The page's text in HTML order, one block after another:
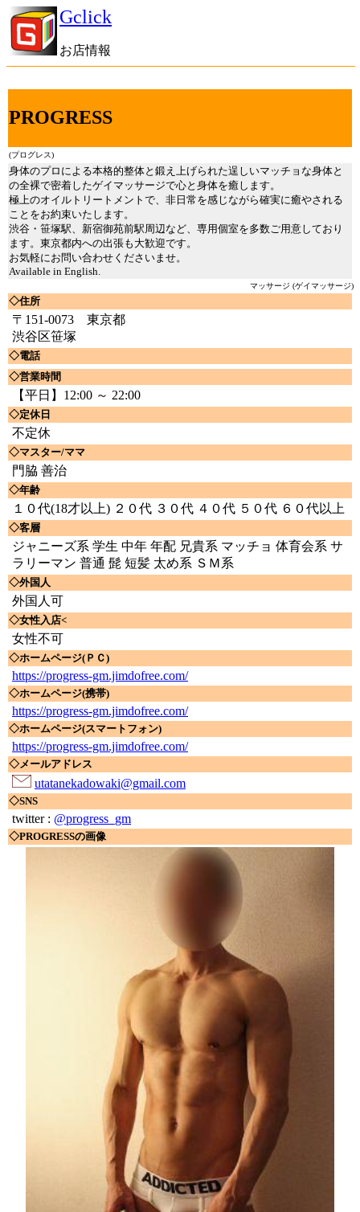
Gclick
お店情報
PROGRESS
(プログレス)
身体のプロによる本格的整体と鍛え上げられた逞しいマッチョな身体と
の全裸で密着したゲイマッサージで心と身体を癒します。
極上のオイルトリートメントで、非日常を感じながら確実に癒やされる
ことをお約束いたします。
渋谷・笹塚駅、新宿御苑前駅周辺など、専用個室を多数ご用意しており
ます。東京都内への出張も大歓迎です。
お気軽にお問い合わせくださいませ。
Available in English.
マッサージ (ゲイマッサージ)
◇住所
〒151-0073 東京都
渋谷区笹塚
◇電話
◇営業時間
【平日】12:00 ～ 22:00
◇定休日
不定休
◇マスター/ママ
門脇 善治
◇年齢
１０代(18才以上) ２０代 ３０代 ４０代 ５０代 ６０代以上
◇客層
ジャニーズ系 学生 中年 年配 兄貴系 マッチョ 体育会系 サ
ラリーマン 普通 髭 短髪 太め系 ＳＭ系
◇外国人
外国人可
◇女性入店<
女性不可
◇ホームページ(ＰＣ)
https://progress-gm.jimdofree.com/
◇ホームページ(携帯)
https://progress-gm.jimdofree.com/
◇ホームページ(スマートフォン)
https://progress-gm.jimdofree.com/
◇メールアドレス
utatanekadowaki@gmail.com
◇SNS
twitter : @progress_gm
◇PROGRESSの画像